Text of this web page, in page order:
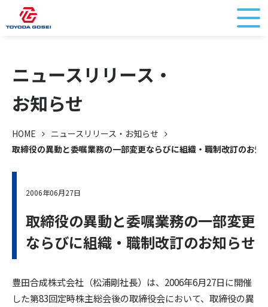
ニュースリリース・
お知らせ
HOME
ニュースリリース・お知らせ
取締役の異動と委嘱業務の一部変更ならびに組織・職制改訂のお知
2006年06月27日
取締役の異動と委嘱業務の一部変更
ならびに組織・職制改訂のお知らせ
豊田合成株式会社（松浦剛社長）は、2006年6月27日に開催
した第83回定時株主総会後の取締役会において、取締役の異